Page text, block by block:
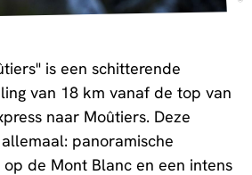
is een schitterende
van 18 km vanaf de top van
naar Moûtiers. Deze
panoramische
de Mont Blanc en een intens